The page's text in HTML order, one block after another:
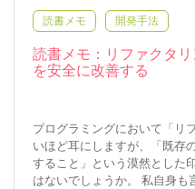
読書メモ 開発手法
読書メモ：リファクタ
を安全に改善する
プログラミングにおいて「リ
いほど耳にしますが、「既存
すること」という漠然とした
はないでしょうか。 私自身